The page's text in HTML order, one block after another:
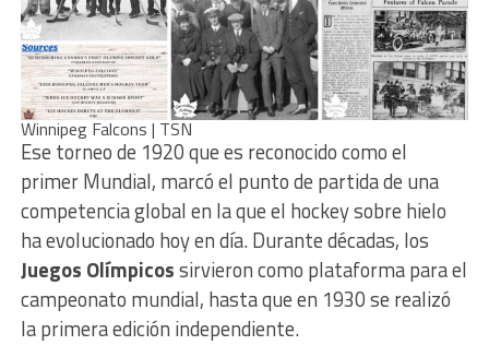
Winnipeg Falcons | TSN
Ese torneo de 1920 que es reconocido como el
primer Mundial, marcó el punto de partida de una
competencia global en la que el hockey sobre hielo
ha evolucionado hoy en día. Durante décadas, los
Juegos Olímpicossirvieron como plataforma para el
campeonato mundial, hasta que en 1930 se realizó
la primera edición independiente.